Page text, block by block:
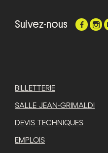
Suivez-nous
BILLETTERIE
SALLE JEAN-GRIMALDI
DEVIS TECHNIQUES
EMPLOIS